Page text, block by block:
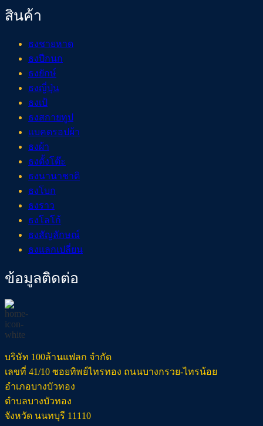
สินค้า
ธงชายหาด
ธงปีกนก
ธงยักษ์
ธงญี่ปุ่น
ธงเป้
ธงสกายทูป
แบคดรอปผ้า
ธงผ้า
ธงตั้งโต๊ะ
ธงนานาชาติ
ธงโบก
ธงราว
ธงโลโก้
ธงสัญลักษณ์
ธงแลกเปลี่ยน
ข้อมูลติดต่อ
บริษัท 100ล้านแฟลก จำกัด
เลขที่ 41/10 ซอยทิพย์ไทรทอง ถนนบางกรวย-ไทรน้อย
อำเภอบางบัวทอง
ตำบลบางบัวทอง
จังหวัด นนทบุรี 11110